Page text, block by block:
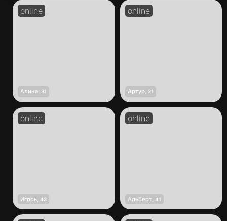
Алина 31 Артур 21
Игорь 43 Альберт, 41